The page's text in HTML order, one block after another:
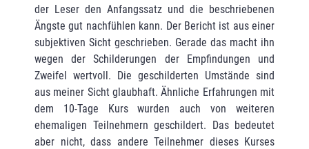
der Leser den Anfangssatz und die beschriebenen
Ängste gut nach­fühlen kann. Der Bericht ist aus einer
subjektiven Sicht geschrieben. Gerade das macht ihn
wegen der Schilderungen der Empfindungen und
Zweifel wertvoll. Die geschilderten Umstände sind
aus meiner Sicht glaubhaft. Ähnliche Erfahrungen mit
dem 10-Tage Kurs wurden auch von weite­ren
ehemaligen Teilnehmern geschildert. Das bedeutet
aber nicht, dass andere Teilnehmer dieses Kurses